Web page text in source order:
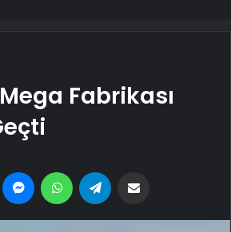
Fabrikası
Tumblr MessengerWhatsApp